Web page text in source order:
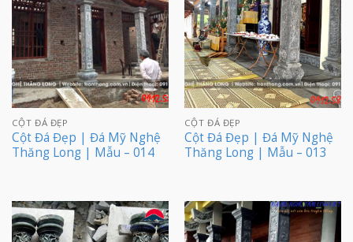
CỘT ĐÁ ĐẸP
Cột Đá Đẹp | Đá Mỹ Nghệ
Thăng Long | Mẫu – 014
CỘT ĐÁ ĐẸP
Cột Đá Đẹp | Đá Mỹ Nghệ
Thăng Long | Mẫu – 013